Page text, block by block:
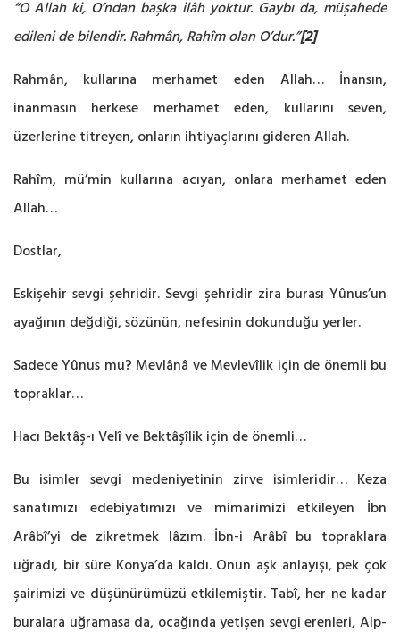
“O Allah ki, O’ndan başka ilâh yoktur. Gaybı da, müşahede
edileni de bilendir. Rahmân, Rahîm olan O’dur.”[2]
Rahmân, kullarına merhamet eden Allah… İnansın,
inanmasın herkese merhamet eden, kullarını seven,
üzerlerine titreyen, onların ihtiyaçlarını gideren Allah.
Rahîm, mü’min kullarına acıyan, onlara merhamet eden
Allah…
Dostlar,
Eskişehir sevgi şehridir. Sevgi şehridir zira burası Yûnus’un
ayağının değdiği, sözünün, nefesinin dokunduğu yerler.
Sadece Yûnus mu? Mevlânâ ve Mevlevîlik için de önemli bu
topraklar…
Hacı Bektâş-ı Velî ve Bektâşîlik için de önemli…
Bu isimler sevgi medeniyetinin zirve isimleridir… Keza
sanatımızı edebiyatımızı ve mimarimizi etkileyen İbn
Arâbî’yi de zikretmek lâzım. İbn-i Arâbî bu topraklara
uğradı, bir süre Konya’da kaldı. Onun aşk anlayışı, pek çok
şairimizi ve düşünürümüzü etkilemiştir. Tabî, her ne kadar
buralara uğramasa da, ocağında yetişen sevgi erenleri, Alp-